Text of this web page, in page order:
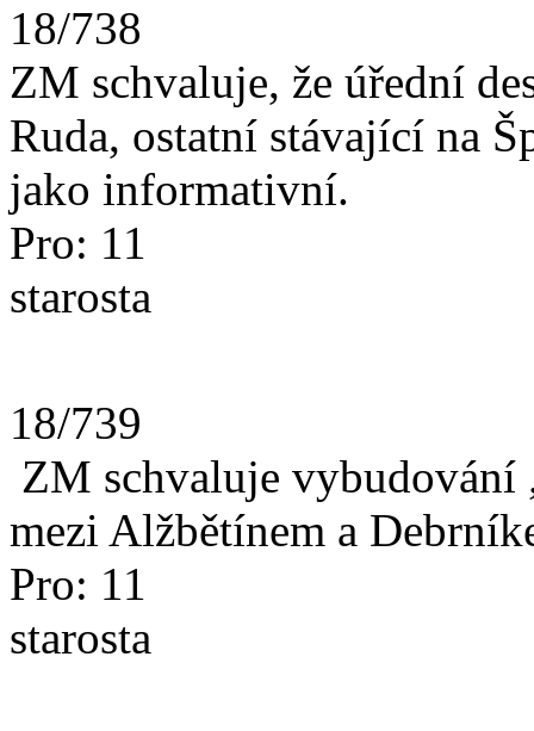
18/738
ZM schvaluje, že úřední
Ruda, ostatní stávající na
jako informativní.
Pro:
starosta
18/739
ZM schvaluje vybudování
mezi Alžbětínem a
Pro:
starosta